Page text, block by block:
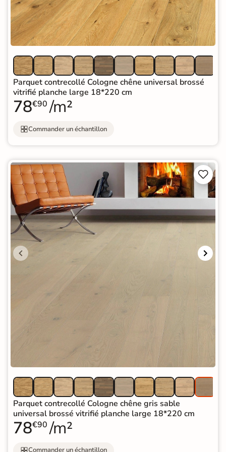
Parquet contrecollé Cologne chêne universal brossé
vitrifié planche large 18*220 cm
78€90 /m²
Commander un échantillon


Parquet contrecollé Cologne chêne gris sable
universal brossé vitrifié planche large 18*220 cm
78€90 /m²